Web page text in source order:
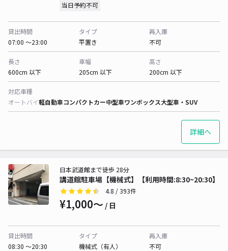
当日予約不可
貸出時間
07:00 〜23:00
タイプ
平置き
再入庫
不可
長さ
600cm 以下
車幅
205cm 以下
高さ
200cm 以下
対応車種
オートバイ軽自動車コンパクトカー中型車ワンボックス大型車・SUV
詳細へ
講道館駐車場【機械式】【利用時間:8:30~20:30】
日本武道館まで徒歩 28分
4.8 / 393件
¥1,000〜 / 日
貸出時間
08:30 〜20:30
タイプ
機械式（有人）
再入庫
不可